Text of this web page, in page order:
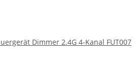
Dimmer 2.4G 4-Kanal FUT007